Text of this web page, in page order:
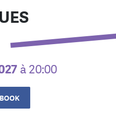
à 20:00